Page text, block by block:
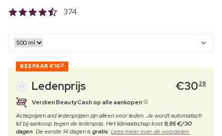
374
BESPAAR €10 20
Ledenprijs €30 29
Verdien BeautyCash op alle aankopen
Actieprijzen and ledenprijzen zijn alleen voor leden. Je wordt automatisch
lid bij aankoop tegen de ledenprijs. Het lidmaatschap kost9,95 €/30
dagen. De eerste 14 dagen isgratis. Lees meer over de voordelen.